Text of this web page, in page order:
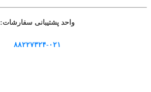
واحد پشتیبانی سفارشات:
۸۸۲۲۷۳۲۴-۰۲۱